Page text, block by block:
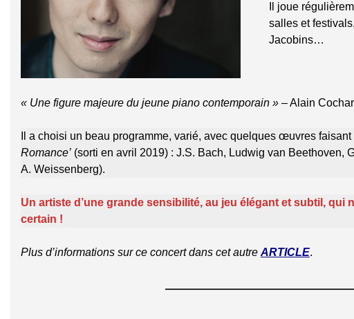
Il joue
salles et
Jacobins…
« Une figure majeure du jeune piano contemporain » – Alain
Il a choisi un beau programme, varié, avec quelques œuvres
Romance’ (sorti en avril 2019) : J.S. Bach, Ludwig van Beethoven,
A. Weissenberg).
Un artiste d’une grande sensibilité, au jeu élégant et subtil, qui
certain !
Plus d’informations sur ce concert dans cet autre ARTICLE.